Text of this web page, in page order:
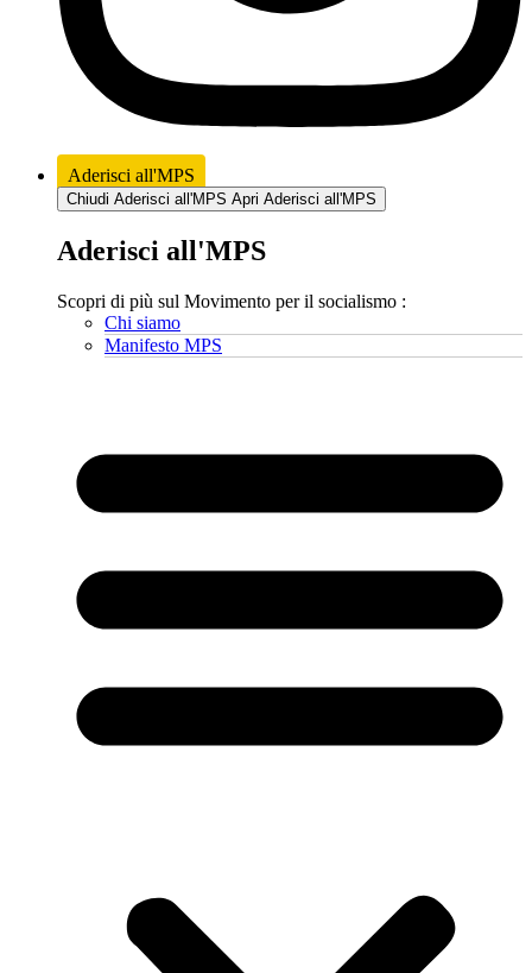
Aderisci all'MPS
Chiudi Aderisci all'MPS Apri Aderisci all'MPS
Aderisci all'MPS
Scopri di più sul Movimento per il socialismo :
Chi siamo
Manifesto MPS